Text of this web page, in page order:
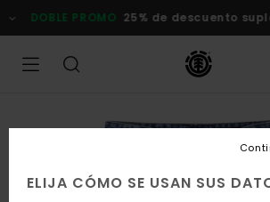
la
PROMO 25% de descuento
ELIJA CÓMO SE USAN SUS